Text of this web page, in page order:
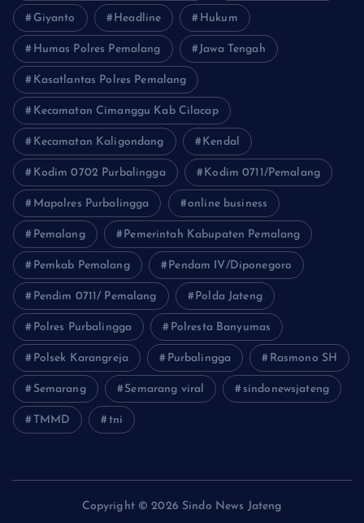
Giyanto Headline Hukum
Humas Polres Pemalang Jawa Tengah
Kasatlantas Polres Pemalang
Kecamatan Cimanggu Kab Cilacap
Kecamatan Kaligondang Kendal
Kodim 0702 Purbalingga Kodim 0711/Pemalang
Mapolres Purbalingga online business
Pemalang Pemerintah Kabupaten Pemalang
Pemkab Pemalang Pendam IV/Diponegoro
Pendim 0711/ Pemalang Polda Jateng
Polres Purbalingga Polresta Banyumas
Polsek Karangreja Purbalingga Rasmono SH
Semarang Semarang viral sindonewsjateng
TMMD tni
Copyright © 2026 Sindo News Jateng